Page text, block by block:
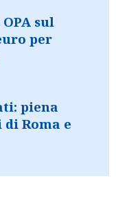
sul
per
piena
Roma e